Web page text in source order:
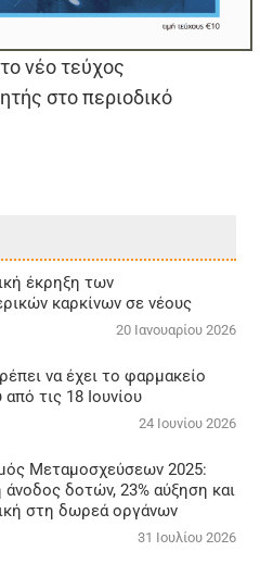
νέο τεύχος
στο περιοδικό
έκρηξη των
καρκίνων σε νέους
20 Ιανουαρίου 2026
να έχει το φαρμακείο
τις 18 Ιουνίου
24 Ιουνίου 2026
Μεταμοσχεύσεων 2025:
άνοδος δοτών, 23% αύξηση και
στη δωρεά οργάνων
31 Ιουλίου 2026